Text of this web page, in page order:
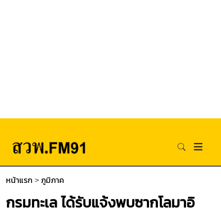
หน้าแรก > ภูมิภาค
กรมทะเล ได้รับแจ้งพบซากโลมาอิ